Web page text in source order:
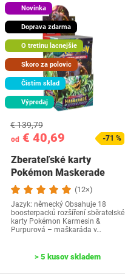
Novinka
Doprava zdarma
O tretinu lacnejšie
Skoro za polovic
Čistím sklad
Výpredaj
od € 40,69
€ 139,79
-71 %
Zberateľské karty
Pokémon Maskerade
(12×)
Jazyk: německý Obsahuje 18
boosterpacků rozšíření sběratelské
karty Pokémon Karmesin &
Purpurová – maškaráda v…
> 5 kusov skladem